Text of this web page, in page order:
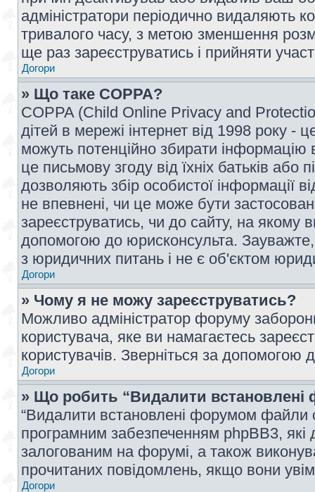
адміністратори періодично видаляють
тривалого часу, з метою зменшення
ще раз зареєструватись і прийняти
Догори
» Що таке COPPA?
COPPA (Child Online Privacy and
дітей в мережі інтернет від 1998 року -
можуть потенційно збирати інформацію
це письмову згоду від їхніх батьків або
дозволяють збір особистої інформації
не впевнені, чи це може бути
зареєструватись, чи до сайту, на якому
допомогою до юрисконсульта.
з юридичних питань і не є об'єктом
Догори
» Чому я не можу зареєструватись?
Можливо адміністратор форуму
користувача, яке ви намагаєтесь
користувачів. Зверніться за допомогою
Догори
» Що робить “Видалити
“Видалити встановлені форумом файли
програмним забезпеченням phpBB3,
залогованим на форумі, а також
прочитаних повідомлень, якщо вони
Догори